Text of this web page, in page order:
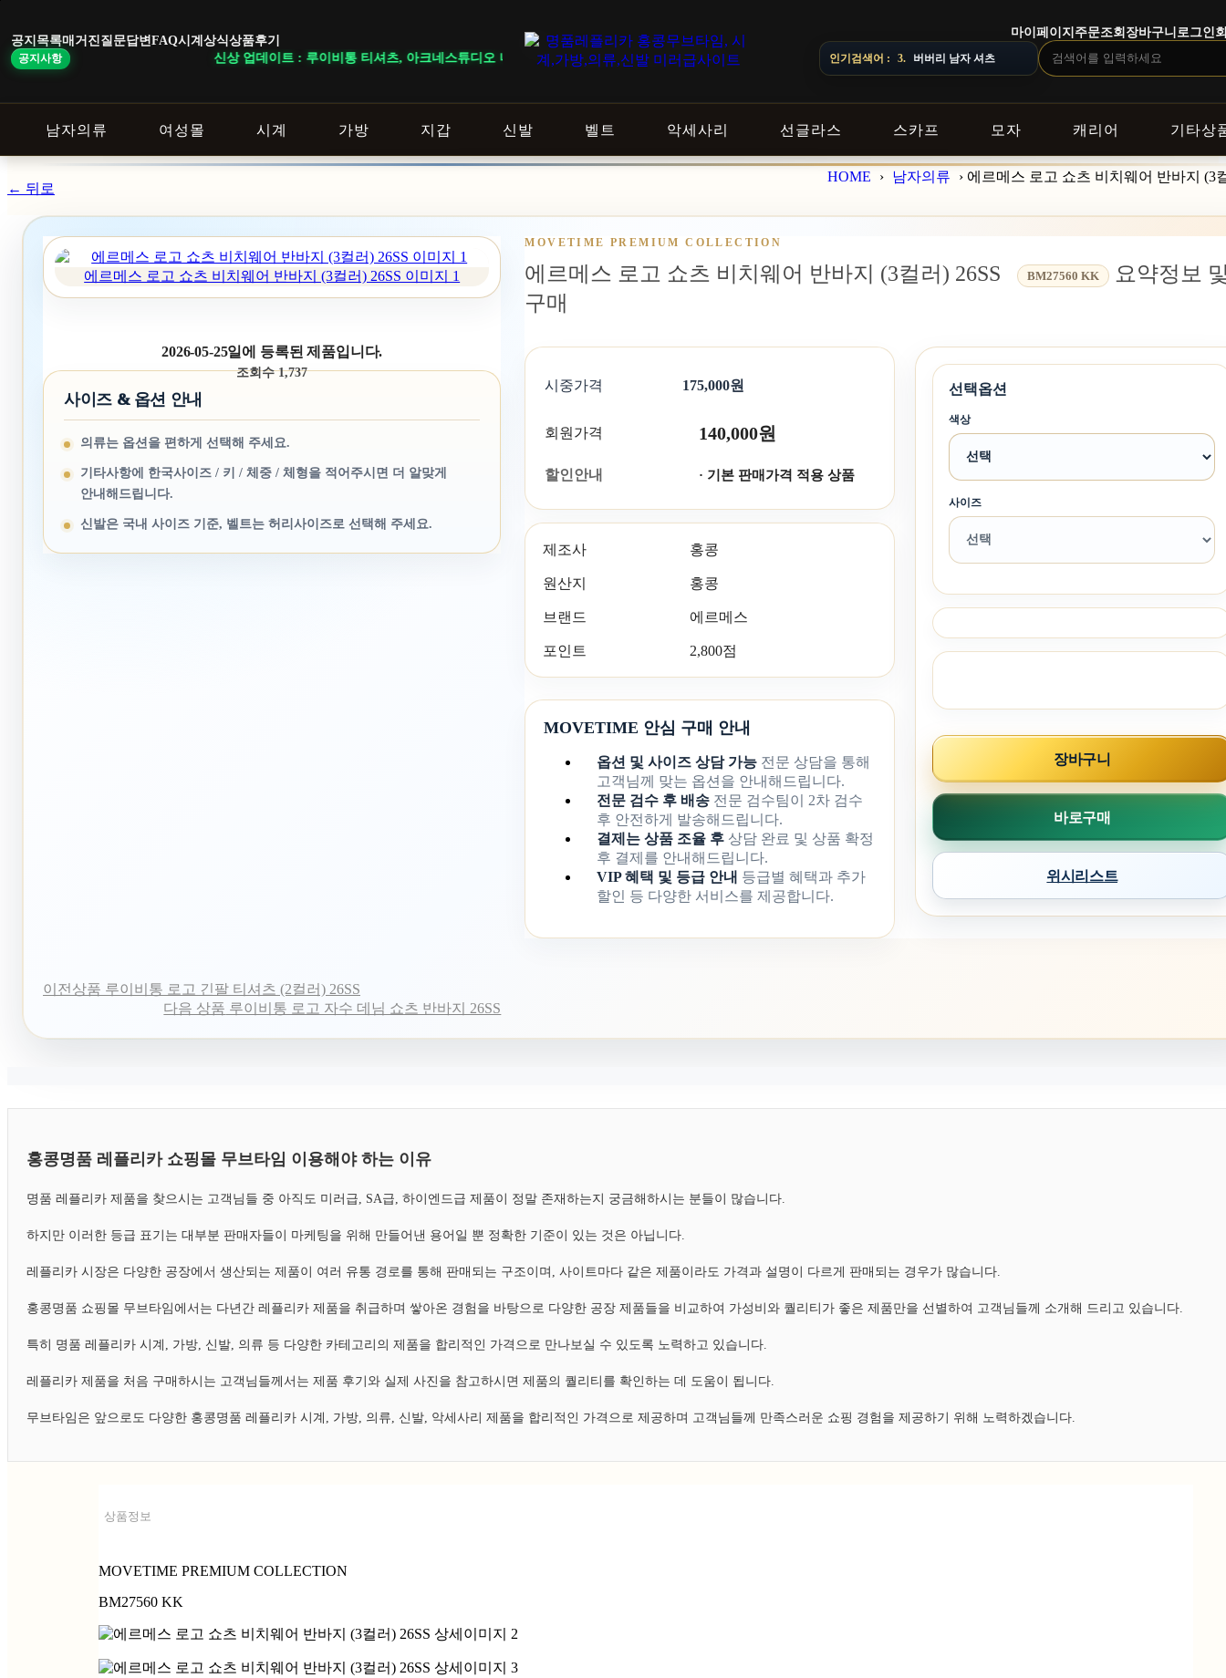
공지목록매거진 질문답변 FAQ시계상식상품후기
공지사항 신상 업데이트 : 루이비통 티셔츠, 아크네스튜디오 니트, 버버리 바지, 발렌시아가 청바지 총 12개가 입고되었습니다.
마이페이지 주문조회 장바구니 로그인
인기검색어 : 4. 스톤아일랜드 남자 맨투맨
남자의류 여성몰 시계 가방 지갑 신발 벨트 악세사리 선글라스 스카프 모자 캐리어 기타상
바
로
기
← 뒤로
HOME › 남자의류 › 에르메스 로고 쇼츠 비치웨어 반바지 (3
에르메스 로고 쇼츠 비치웨어 반바지 (3컬러) 26SS 이미지 1
2026-05-25일에 등록된 제품입니다.
조회수 1,737
사이즈 & 옵션 안내
의류는 옵션을 편하게 선택해 주세요.
기타사항에 한국사이즈 / 키 / 체중 / 체형을 적어주시면 더 알맞게
안내해드립니다.
신발은 국내 사이즈 기준, 벨트는 허리사이즈로 선택해 주세요.
MOVETIME PREMIUM COLLECTION
에르메스 로고 쇼츠 비치웨어 반바지 (3컬러) 26SS BM27560 KK
요약정보
구매
시중가격 175,000원
회원가격 140,000원
할인안내 · 기본 판매가격 적용 상품
제조사 홍콩
원산지 홍콩
브랜드 에르메스
포인트 2,800점
MOVETIME 안심 구매 안내
옵션 및 사이즈 상담 가능 전문 상담을 통해
고객님께 맞는 옵션을 안내해드립니다.
전문 검수 후 배송 전문 검수팀이 2차 검수
후 안전하게 발송해드립니다.
결제는 상품 조율 후 상담 완료 및 상품 확정
후 결제를 안내해드립니다.
VIP 혜택 및 등급 안내 등급별 혜택과 추가
할인 등 다양한 서비스를 제공합니다.
선택옵션
색상
사이즈
바로구매
장바구니
위시리스트
이전상품 루이비통 로고 긴팔 티셔츠 (2컬러) 26SS
다음 상품 루이비통 로고 자수 데님 쇼츠 반바지 26SS
홍콩명품 레플리카 쇼핑몰 무브타임 이용해야 하는 이유
명품 레플리카 제품을 찾으시는 고객님들 중 아직도 미러급, SA급, 하이엔드급 제품이 정말 존재하는지 궁금해하시는 분들이 많습니다.
하지만 이러한 등급 표기는 대부분 판매자들이 마케팅을 위해 만들어낸 용어일 뿐 정확한 기준이 있는 것은 아닙니다.
레플리카 시장은 다양한 공장에서 생산되는 제품이 여러 유통 경로를 통해 판매되는 구조이며, 사이트마다 같은 제품이라도 가격과 설명이 다르게 판매되는 경우가 많습니다.
홍콩명품 쇼핑몰 무브타임에서는 다년간 레플리카 제품을 취급하며 쌓아온 경험을 바탕으로 다양한 공장 제품들을 비교하여 가성비와 퀄리티가 좋은 제품만을 선별하여 고객님들께 소개해 드리고 있습니다.
특히 명품 레플리카 시계, 가방, 신발, 의류 등 다양한 카테고리의 제품을 합리적인 가격으로 만나보실 수 있도록 노력하고 있습니다.
레플리카 제품을 처음 구매하시는 고객님들께서는 제품 후기와 실제 사진을 참고하시면 제품의 퀄리티를 확인하는 데 도움이 됩니다.
무브타임은 앞으로도 다양한 홍콩명품 레플리카 시계, 가방, 의류, 신발, 악세사리 제품을 합리적인 가격으로 제공하며 고객님들께 만족스러운 쇼핑 경험을 제공하기 위해 노력하겠습니다.
상품정보
MOVETIME PREMIUM COLLECTION
BM27560 KK